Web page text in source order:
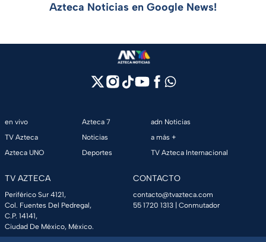
Azteca Noticias en Google News!
en vivo
TV Azteca
Azteca UNO
Azteca 7
Noticias
Deportes
adn Noticias
a más +
TV Azteca Internacional
TV AZTECA
Periférico Sur 4121,
Col. Fuentes Del Pedregal,
C.P. 14141,
Ciudad De México, México.
CONTACTO
contacto@tvazteca.com
55 1720 1313 | Conmutador